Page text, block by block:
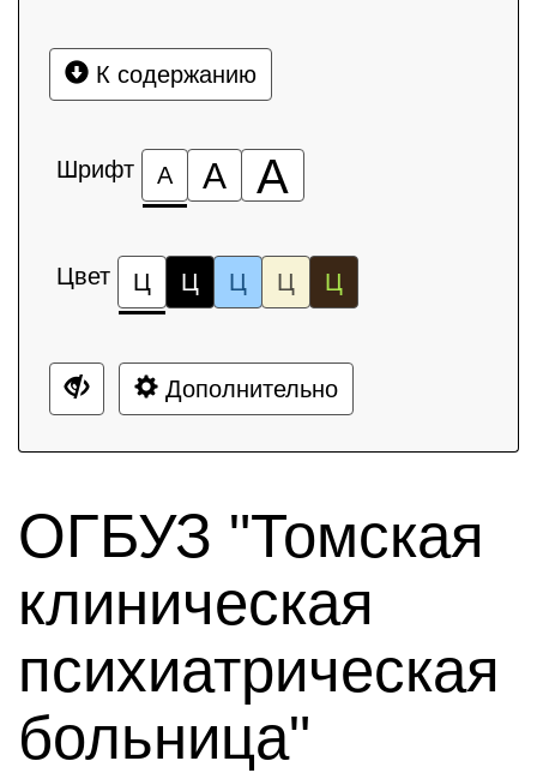
К содержанию
Шрифт А А А
Цвет Ц Ц Ц Ц Ц
Дополнительно
ОГБУЗ "Томская
клиническая
психиатрическая
больница"